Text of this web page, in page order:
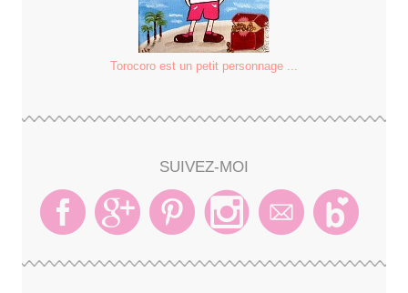
Torocoro est un petit personnage ...
SUIVEZ-MOI